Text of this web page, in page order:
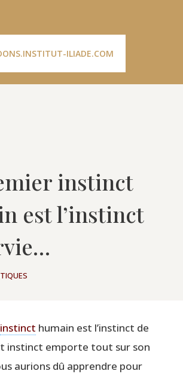
ILIADE.COM
instinct
est l’instinct
ins­tinct humain est l’instinct de
ins­tinct emporte tout sur son
aurions dû apprendre pour